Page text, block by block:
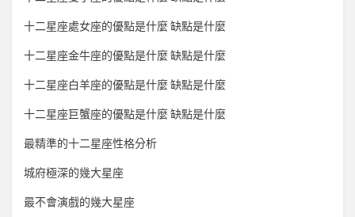
十二星座處女座的優點是什麼 缺點是什麼
十二星座金牛座的優點是什麼 缺點是什麼
十二星座白羊座的優點是什麼 缺點是什麼
十二星座巨蟹座的優點是什麼 缺點是什麼
最精準的十二星座性格分析
城府極深的幾大星座
最不會演戲的幾大星座